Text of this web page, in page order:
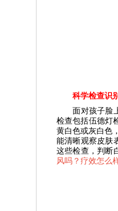
科学检查识别
面对孩子脸上
检查包括伍德灯
黄白色或灰白色
能清晰观察皮肤
这些检查，判断
风吗？疗效怎